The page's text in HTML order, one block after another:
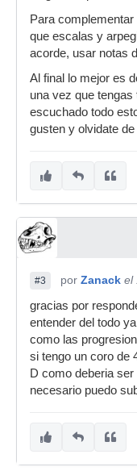
Para
que escalas y
acorde, usar notas
Al final lo mejor es
una vez que
escuchado todo
gusten y olvidate
#3 por Zanack el
gracias por
entender del todo
como las
si tengo un coro de
D como deberia
necesario puedo